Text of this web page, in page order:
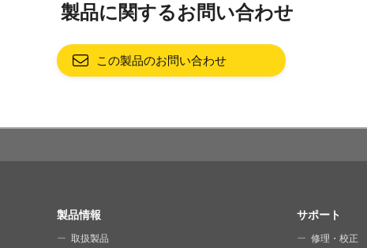
製品に関するお問い合わせ
この製品のお問い合わせ
SITE MAP
製品情報
取扱製品
サポート
修理・校正